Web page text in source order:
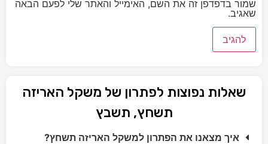
שמור בדפדפן זה את השם, האימייל והאתר שלי לפעם הבאה
שאגיב.
שאלות נפוצות לפתרון של משקל האריזה
תשחץ, תשבץ
איך מצאנו את הפתרון למשקל האריזה תשחץ?